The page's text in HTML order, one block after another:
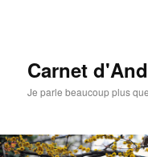
Carnet
Je parle beaucoup plus